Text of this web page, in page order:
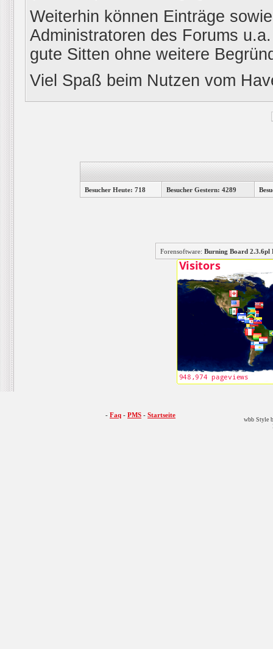
Weiterhin können Einträge
Administratoren des Forums
gute Sitten ohne weitere
Viel Spaß beim Nutzen vom
Besucher Heute: 718 Besucher Gestern: 4289
Forensoftware: Burning Board
- Faq - PMS - Startseite
wbb Style